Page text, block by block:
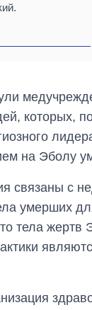
которых,
на Эболу
связаны с
умерших
тела